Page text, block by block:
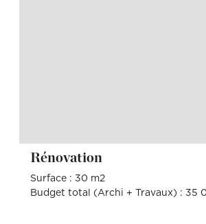
Rénovation
Surface : 30 m2
Budget total (Archi + Travaux) : 35